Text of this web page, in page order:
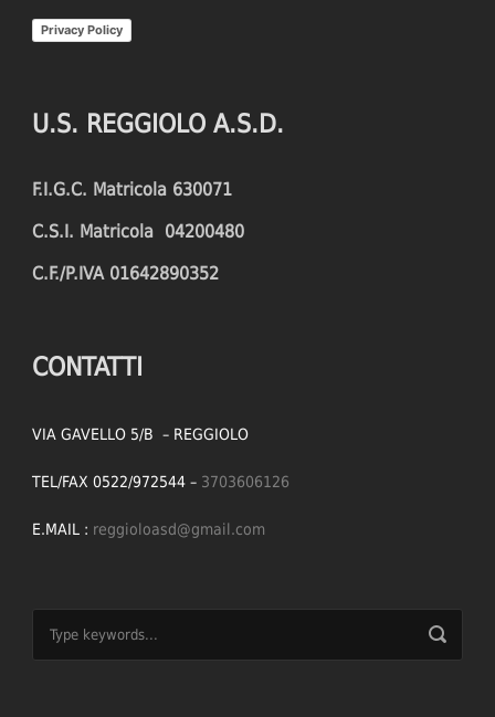
Privacy Policy
U.S. REGGIOLO A.S.D.
F.I.G.C. Matricola 630071
C.S.I. Matricola 04200480
C.F./P.IVA 01642890352
CONTATTI
VIA GAVELLO 5/B – REGGIOLO
TEL/FAX 0522/972544 – 3703606126
E.MAIL : reggioloasd@gmail.com